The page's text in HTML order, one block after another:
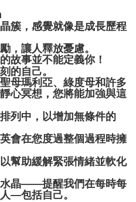
untuk pesanan
簇，感覺就像是成長歷程
，讓人釋放憂慮。
故事並不能定義你！
的自己。
母瑪利亞、綠度母和許多
心冥想，您將能加強與這
列中，以增加無條件的
會在您度過整個過程時擁
幫助緩解緊張情緒並軟化
水晶——提醒我們在每時每
—包括自己。